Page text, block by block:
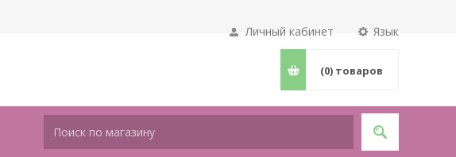
Язык
Личный кабинет
(0) товаров